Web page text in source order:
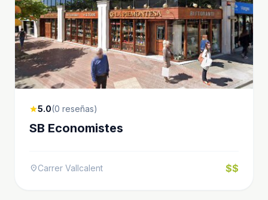
star5.0(0 reseñas)
SB Economistes
location_onCarrer Vallcalent $$